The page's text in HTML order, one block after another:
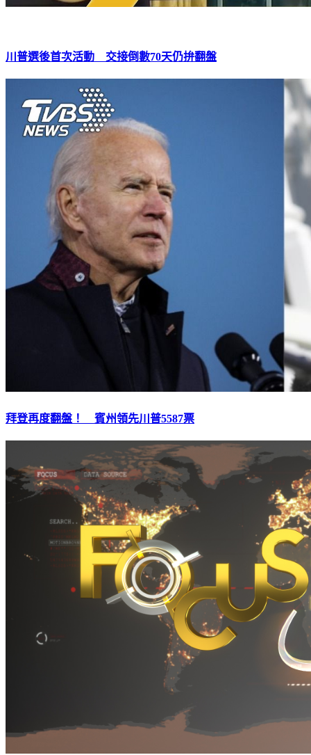
川普選後首次活動 交接倒數70天仍拚翻盤
拜登再度翻盤！ 賓州領先川普5587票